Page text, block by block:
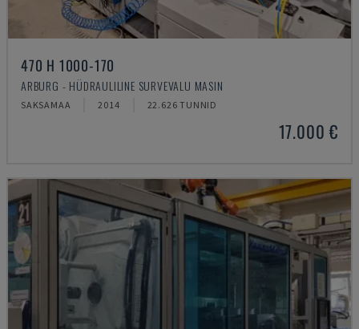
470 H 1000-170
ARBURG - HÜDRAULILINE SURVEVALU MASIN
SAKSAMAA 2014 22.626 TUNNID
17.000 €